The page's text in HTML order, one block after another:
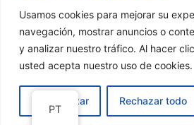
Usamos cookies para mejorar su
navegación, mostrar anuncios o
y analizar nuestro tráfico. Al hacer
usted acepta nuestro uso de cookies.
Personalizar Rechazar todo
Contato
Web design feito por
PT